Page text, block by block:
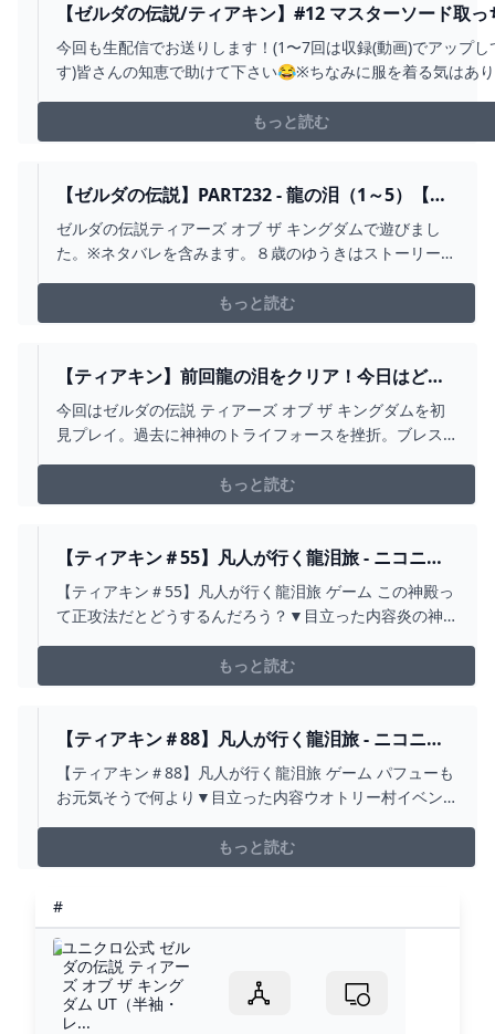
【ゼルダの伝説/ティアキン】#12 マスターソード取っ
って大混乱してるので地上絵(龍の泪)コンプします【
陸斗/吉本興業】 - YOUTUBE
今回も生配信でお送りします！(1〜7回は収録(動画)でアップし
す)皆さんの知恵で助けて下さい😂※ちなみに服を着る気はあ
twitterhttps://twitter.com/Rikuto_Channel（
陸斗youtu...
もっと読む
【ゼルダの伝説】PART232 - 龍の泪（1～5）【テ
ィアーズ オブ ザ キングダム】 - YOUTUBE
ゼルダの伝説ティアーズ オブ ザ キングダムで遊びまし
た。※ネタバレを含みます。８歳のゆうきはストーリーも
ので、今回はバトルも頑張ってみようと思います。あむ
かのX（旧Twitter）https://twitter.com/AMUKA0105#ゼ
もっと読む
【ティアキン】前回龍の泪をクリア！今日はどこ
行こう【ティアーズオブザキングダム】#41 -
YOUTUBE
今回はゼルダの伝説 ティアーズ オブ ザ キングダムを初
見プレイ。過去に神神のトライフォースを挫折。ブレス
度はティアキンに挑む！#ゼルダの伝説 #Switch#ティア
ーズオブザキングダム#gameplay #任天堂#ティアキン#
もっと読む
【ティアキン＃55】凡人が行く龍泪旅 - ニコニコ
動画
【ティアキン＃55】凡人が行く龍泪旅 ゲーム この神殿っ
て正攻法だとどうするんだろう？▼目立った内容炎の神
もっと読む
【ティアキン＃88】凡人が行く龍泪旅 - ニコニコ
動画
【ティアキン＃88】凡人が行く龍泪旅 ゲーム パフューも
お元気そうで何より▼目立った内容ウオトリー村イベン
もっと読む
#
ユニクロ公式 ゼル
ダの伝説 ティアー
ズ オブ ザ キング
ダム UT（半袖・
レ...